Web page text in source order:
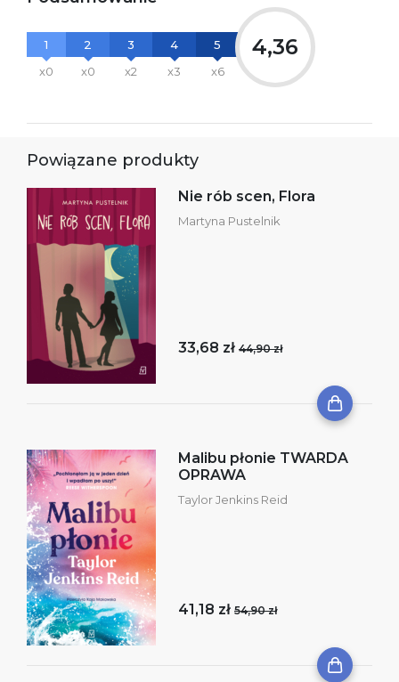
1
x0
2
x0
3
x2
4
x3
5
x6
4,36
Powiązane produkty
Nie rób scen, Flora
Martyna Pustelnik
33,68 zł 44,90 zł
Malibu płonie TWARDA
OPRAWA
Taylor Jenkins Reid
41,18 zł 54,90 zł